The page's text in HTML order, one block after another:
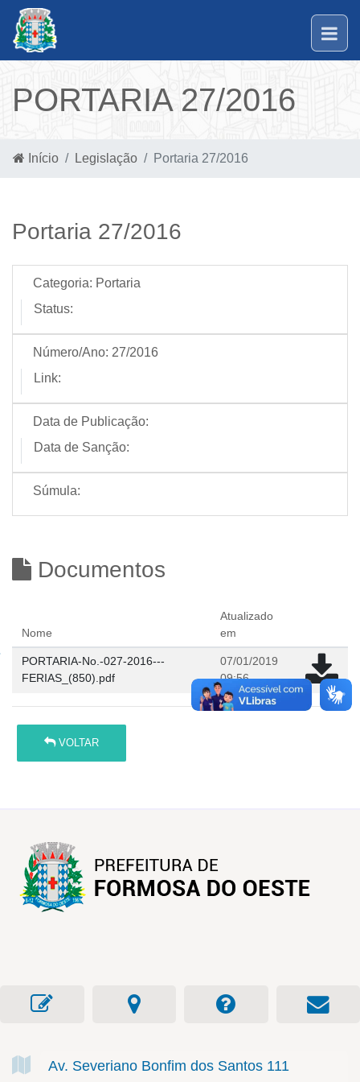
PORTARIA 27/2016
Início Legislação Portaria 27/2016
Portaria 27/2016
Categoria: Portaria
Status:
Número/Ano: 27/2016
Link:
Data de Publicação:
Data de Sanção:
Súmula:
Documentos
Nome
Atualizado
em
PORTARIA-No.-027-2016---
FERIAS_(850).pdf
07/01/2019
09:56
VOLTAR
Av. Severiano Bonfim dos Santos 111